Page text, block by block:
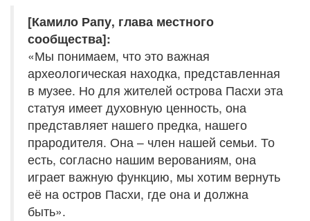
[Камило Рапу, глава местного
сообщества]:
«Мы понимаем, что это важная
археологическая находка, представленная
в музее. Но для жителей острова Пасхи эта
статуя имеет духовную ценность, она
представляет нашего предка, нашего
прародителя. Она – член нашей семьи. То
есть, согласно нашим верованиям, она
играет важную функцию, мы хотим вернуть
её на остров Пасхи, где она и должна
быть».